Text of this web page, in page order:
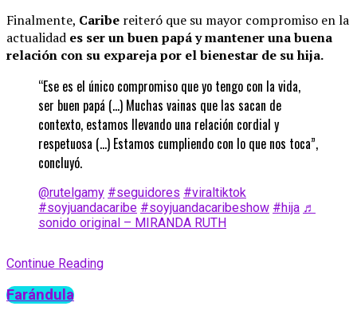
Finalmente, Caribe reiteró que su mayor compromiso en la
actualidad es ser un buen papá y mantener una buena
relación con su expareja por el bienestar de su hija.
“Ese es el único compromiso que yo tengo con la vida,
ser buen papá (…) Muchas vainas que las sacan de
contexto, estamos llevando una relación cordial y
respetuosa (…) Estamos cumpliendo con lo que nos toca”,
concluyó.
@rutelgamy #seguidores #viraltiktok
#soyjuandacaribe #soyjuandacaribeshow #hija ♬
sonido original – MIRANDA RUTH
Continue Reading
Farándula